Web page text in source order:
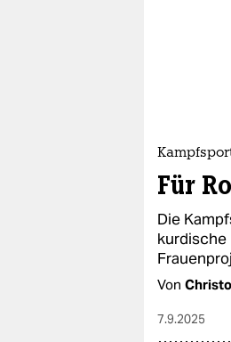
Für
Die
kurdische
Von
7.9.2025